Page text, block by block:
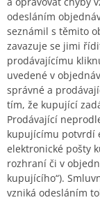
odesláním
seznámil s těmito
zavazuje se jimi
prodávajícímu
uvedené v
správné a
tím, že kupující
Prodávající
kupujícímu potvrdí
elektronické pošty
rozhraní či v
kupujícího“).
vzniká odesláním